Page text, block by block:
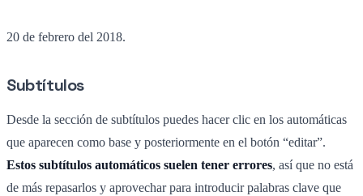
20 de febrero del 2018.
Subtítulos
Desde la sección de subtítulos puedes hacer clic en los automáticas
que aparecen como base y posteriormente en el botón “editar”.
Estos subtítulos automáticos suelen tener errores, así que no está
de más repasarlos y aprovechar para introducir palabras clave que